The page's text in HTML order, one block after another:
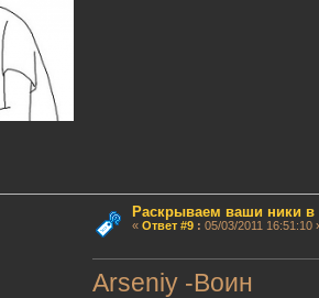
Раскрываем ваши ники в
« Ответ #9: 05/03/2011 16:51:10
Arseniy -Воин